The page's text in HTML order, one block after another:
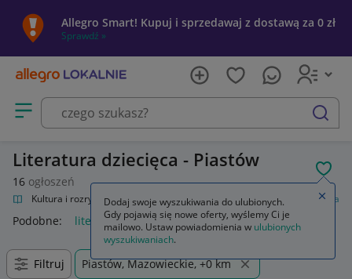
Allegro Smart! Kupuj i sprzedawaj z dostawą za 0 zł
Sprawdź »
Otwórz menu z kategoriami
szukaj
Literatura dziecięca - Piastów
16 ogłoszeń
Kultura i rozrywka Książki Książki dla dzieci Literatura dziecięca
Podobne: literatura dziecięca
Filtruj Piastów, Mazowieckie, +0 km
Dodaj swoje wyszukiwania do ulubionych.
Gdy pojawią się nowe oferty, wyślemy Ci je
mailowo. Ustaw powiadomienia w ulubionych
wyszukiwaniach.